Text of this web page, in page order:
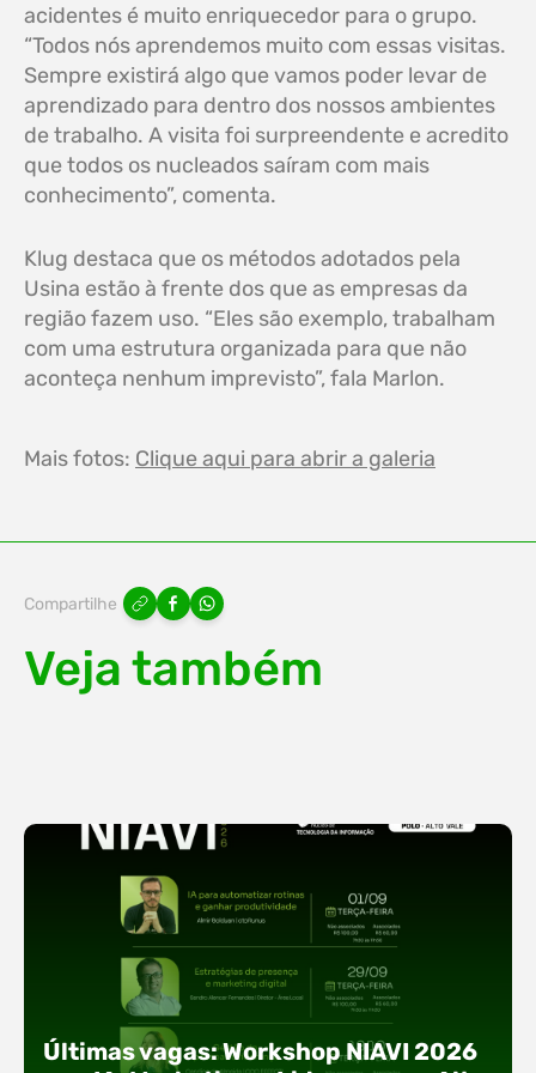
acidentes é muito enriquecedor para o grupo.
“Todos nós aprendemos muito com essas visitas.
Sempre existirá algo que vamos poder levar de
aprendizado para dentro dos nossos ambientes
de trabalho. A visita foi surpreendente e acredito
que todos os nucleados saíram com mais
conhecimento”, comenta.
Klug destaca que os métodos adotados pela
Usina estão à frente dos que as empresas da
região fazem uso. “Eles são exemplo, trabalham
com uma estrutura organizada para que não
aconteça nenhum imprevisto”, fala Marlon.
Mais fotos: Clique aqui para abrir a galeria
Compartilhe
Veja também
Últimas vagas: Workshop NIAVI 2026